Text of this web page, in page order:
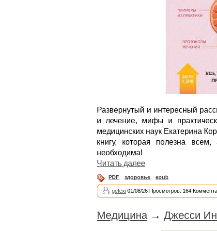
Развернутый и интересный
и лечение, мифы и
медицинских наук Екатерина
книгу, которая полезна
необходима!
Читать далее
PDF, здоровье, epub
gefexi 01/08/26 Просмотров: 164
Медицина → Джесси